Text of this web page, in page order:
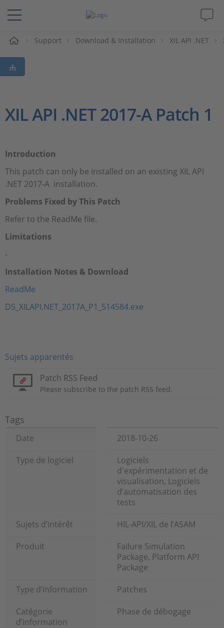
Solutions & Produits
Support
Carrières
Support Download & Installation XIL API .NET
XIL API .NET 2017-A Patch 1
Introduction
This patch can only be installed on an existing XIL API
.NET 2017-A installation.
Problems Fixed by This Patch
Refer to the ReadMe file.
Limitations
-
Installation Notes & Download
ReadMe
DS_XILAPI.NET_2017A_P1_514584.exe
Sujets apparentés
Patch RSS Feed
Please subscribe to the patch RSS feed.
Tags
Date
2018-10-26
Type de logiciel
Logiciels
d'expérimentation et de
visualisation, Logiciels
d’automatisation des
tests
Sujets d’intérêt
HIL-API/XIL de l’ASAM
Produit
Failure Simulation
Package, Platform API
Package
Type d’information
Patches
Catégorie
d’information
Phase de débogage